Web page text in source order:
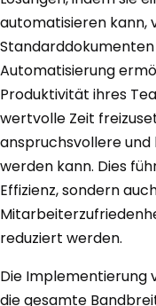
automatisieren kann,
Standarddokumenten
Automatisierung
Produktivität ihres
wertvolle Zeit
anspruchsvollere
werden kann. Dies
Effizienz, sondern
reduziert werden.
Die Implementierung
die gesamte